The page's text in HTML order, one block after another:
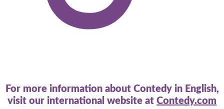
For more information about Contedy in English,
visit our international website at Contedy.com